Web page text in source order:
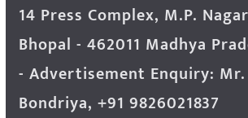
14 Press Complex, M.P.
Bhopal - 462011 Madhya
- Advertisement Enquiry: Mr.
Bondriya, +91 9826021837